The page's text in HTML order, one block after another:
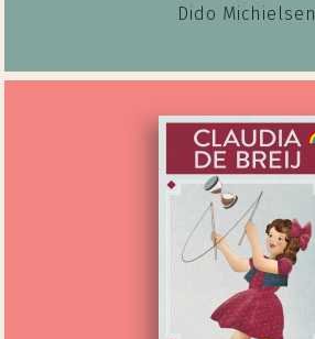
Dido Michielsen